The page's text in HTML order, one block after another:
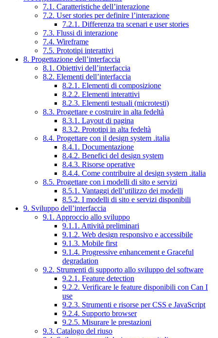
7.1. Caratteristiche dell’interazione
7.2. User stories per definire l’interazione
7.2.1. Differenza tra scenari e user stories
7.3. Flussi di interazione
7.4. Wireframe
7.5. Prototipi interattivi
8. Progettazione dell’interfaccia
8.1. Obiettivi dell’interfaccia
8.2. Elementi dell’interfaccia
8.2.1. Elementi di composizione
8.2.2. Elementi interattivi
8.2.3. Elementi testuali (microtesti)
8.3. Progettare e costruire in alta fedeltà
8.3.1. Layout di pagina
8.3.2. Prototipi in alta fedeltà
8.4. Progettare con il design system .italia
8.4.1. Documentazione
8.4.2. Benefici del design system
8.4.3. Risorse operative
8.4.4. Come contribuire al design system .italia
8.5. Progettare con i modelli di sito e servizi
8.5.1. Vantaggi dell’utilizzo dei modelli
8.5.2. I modelli di sito e servizi disponibili
9. Sviluppo dell’interfaccia
9.1. Approccio allo sviluppo
9.1.1. Attività preliminari
9.1.2. Web design responsivo e accessibile
9.1.3. Mobile first
9.1.4. Progressive enhancement e Graceful
degradation
9.2. Strumenti di supporto allo sviluppo del software
9.2.1. Feature detection
9.2.2. Verificare le feature disponibili con Can I
use
9.2.3. Strumenti e risorse per CSS e JavaScript
9.2.4. Supporto browser
9.2.5. Misurare le prestazioni
9.3. Catalogo del riuso